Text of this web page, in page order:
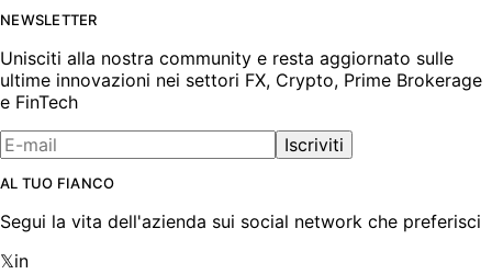
NEWSLETTER
Unisciti alla nostra community e resta aggiornato sulle
ultime innovazioni nei settori FX, Crypto, Prime Brokerage
e FinTech
Iscriviti
AL TUO FIANCO
Segui la vita dell'azienda sui social network che preferisci
𝕏in